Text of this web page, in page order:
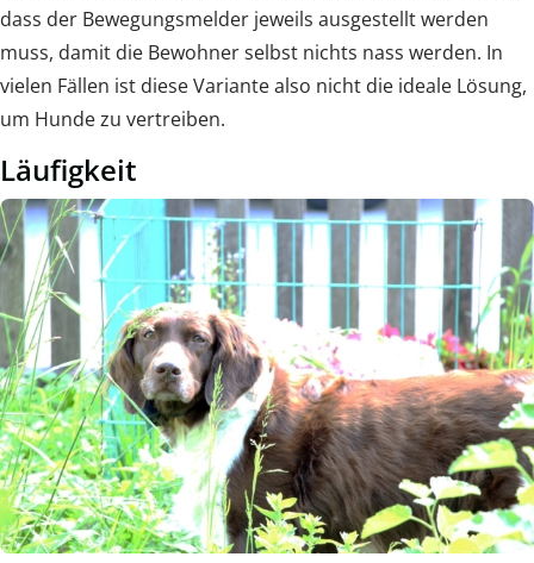
dass der Bewegungsmelder jeweils ausgestellt werden
muss, damit die Bewohner selbst nichts nass werden. In
vielen Fällen ist diese Variante also nicht die ideale Lösung,
um Hunde zu vertreiben.
Läufigkeit